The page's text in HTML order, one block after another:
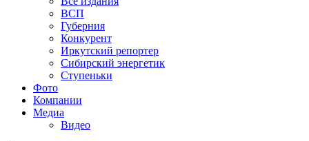
ВСП
Губерния
Конкурент
Иркутский репортер
Сибирский энергетик
Ступеньки
Фото
Компании
Медиа
Видео